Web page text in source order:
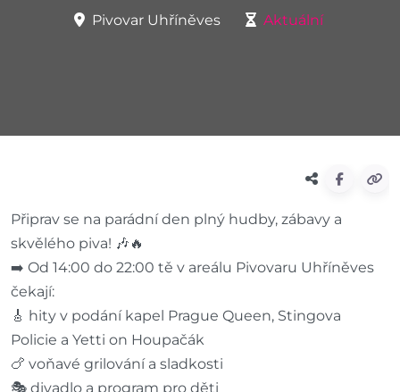
Pivovar Uhříněves Aktuální
Připrav se na parádní den plný hudby, zábavy a
skvělého piva! 🎶🔥
➡️ Od 14:00 do 22:00 tě v areálu Pivovaru Uhříněves
čekají:
🎸 hity v podání kapel Prague Queen, Stingova
Policie a Yetti on Houpačák
🍗 voňavé grilování a sladkosti
🎭 divadlo a program pro děti